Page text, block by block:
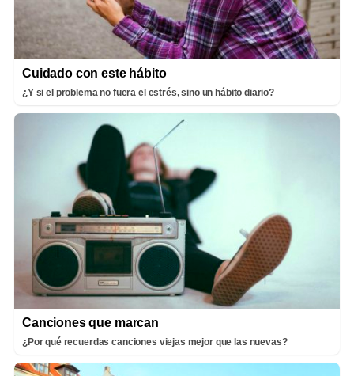
Cuidado con este hábito
¿Y si el problema no fuera el estrés, sino un hábito diario?
Canciones que marcan
¿Por qué recuerdas canciones viejas mejor que las nuevas?